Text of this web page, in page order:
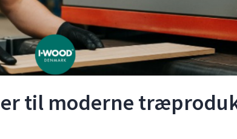
til moderne